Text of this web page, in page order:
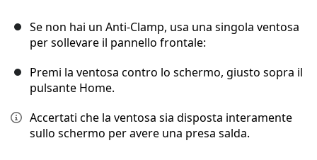
Se non hai un Anti-Clamp, usa una singola ventosa
per sollevare il pannello frontale:
Premi la ventosa contro lo schermo, giusto sopra il
pulsante Home.
Accertati che la ventosa sia disposta interamente
sullo schermo per avere una presa salda.